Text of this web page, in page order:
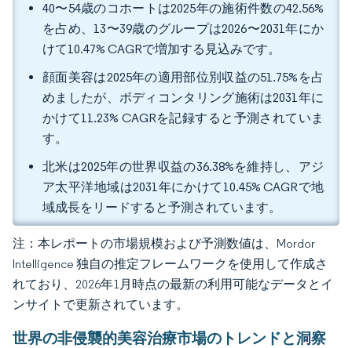
40〜54歳のコホートは2025年の施術件数の42.56%
を占め、13〜39歳のグループは2026〜2031年にか
けて10.47% CAGRで増加する見込みです。
顔面美容は2025年の適用部位別収益の51.75%を占
めましたが、ボディコンタリング施術は2031年に
かけて11.23% CAGRを記録すると予測されていま
す。
北米は2025年の世界収益の36.38%を維持し、アジ
ア太平洋地域は2031年にかけて10.45% CAGRで地
域成長をリードすると予測されています。
注：本レポートの市場規模および予測数値は、Mordor
Intelligence 独自の推定フレームワークを使用して作成さ
れており、2026年1月時点の最新の利用可能なデータとイ
ンサイトで更新されています。
世界の非侵襲的美容治療市場のトレンドと洞察